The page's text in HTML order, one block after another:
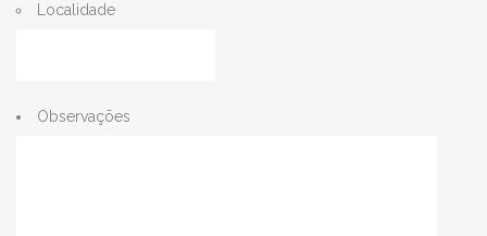
Localidade
Observações